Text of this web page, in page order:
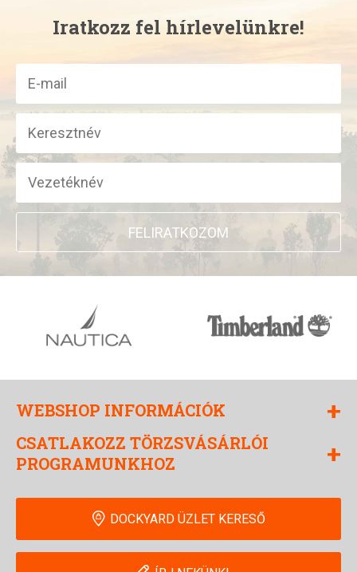
Iratkozz fel hírlevelünkre!
FELIRATKOZOM
WEBSHOP INFORMÁCIÓK +
CSATLAKOZZ TÖRZSVÁSÁRLÓI
PROGRAMUNKHOZ
+
DOCKYARD ÜZLET KERESŐ